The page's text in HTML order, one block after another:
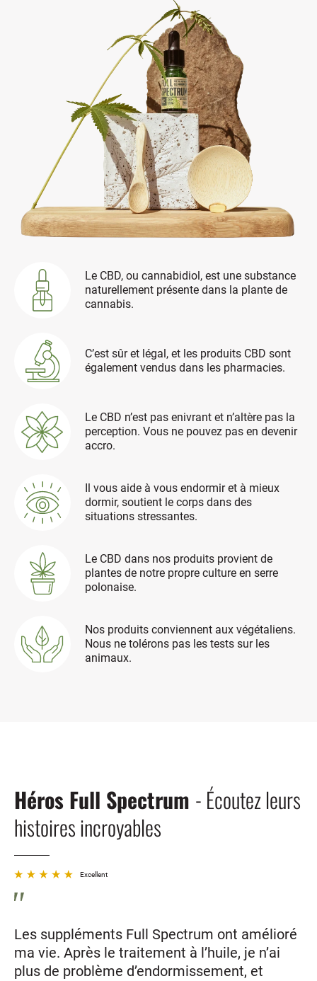
Le CBD, ou cannabidiol, est une substance
naturellement présente dans la plante de
cannabis.
C’est sûr et légal, et les produits CBD sont
également vendus dans les pharmacies.
Le CBD n’est pas enivrant et n’altère pas la
perception. Vous ne pouvez pas en devenir
accro.
Il vous aide à vous endormir et à mieux
dormir, soutient le corps dans des
situations stressantes.
Le CBD dans nos produits provient de
plantes de notre propre culture en serre
polonaise.
Nos produits conviennent aux végétaliens.
Nous ne tolérons pas les tests sur les
animaux.
Héros Full Spectrum - Écoutez leurs
histoires incroyables
Excellent
Les suppléments Full Spectrum ont amélioré
ma vie. Après le traitement à l’huile, je n’ai
plus de problème d’endormissement, et